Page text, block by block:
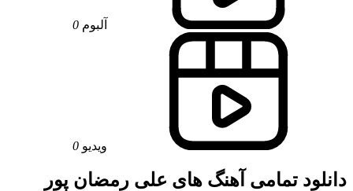
آلبوم 0
ویدیو 0
دانلود تمامی آهنگ های علی رمضان پور